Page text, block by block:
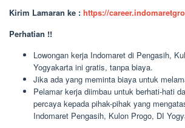
Kirim Lamaran ke : https://
Perhatian !!
Lowongan kerja Indomaret di Pengasih,
Yogyakarta ini gratis, tanpa biaya.
Jika ada yang meminta biaya untuk
Pelamar kerja diimbau untuk berhati-hati
percaya kepada pihak-pihak yang
Indomaret Pengasih, Kulon Progo, DI